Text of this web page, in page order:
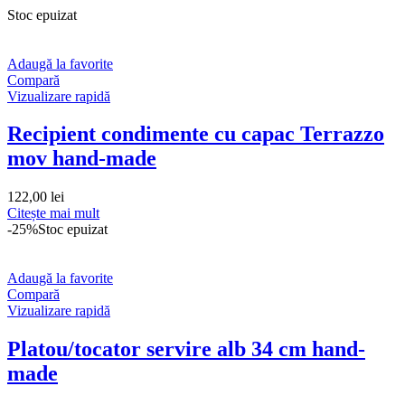
Stoc epuizat
Adaugă la favorite
Compară
Vizualizare rapidă
Recipient condimente cu capac Terrazzo
mov hand-made
122,00 lei
Citește mai mult
-25%Stoc epuizat
Adaugă la favorite
Compară
Vizualizare rapidă
Platou/tocator servire alb 34 cm hand-
made